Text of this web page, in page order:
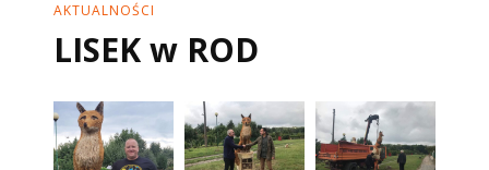
AKTUALNOŚCI
LISEK w ROD